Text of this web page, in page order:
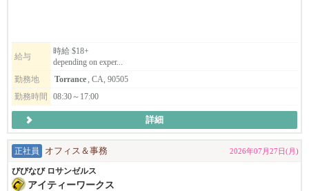
スタッフの多くは長年当院で勤務しています。
福利厚生制度あり。
履歴書をメールでお送りください。皆様とお会いできることを楽
しみにしております！
雇用形態：パートタイム
履歴書はすべて southbayperiodrs@gmail.com までお送りくださ
い。
給与
時給 $18+
depending on exper...
勤務地
Torrance , CA, 90505
勤務時間
08:30～17:00
詳細
正社員 オフィス＆事務 2026年07月27日(月)
びびなび ロサンゼルス
アイティーワークス